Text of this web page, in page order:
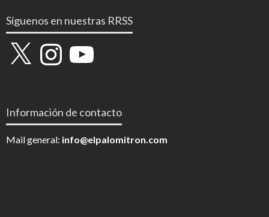
Síguenos en nuestras RRSS
X InstagramYouTube
Información de contacto
Mail general: info@elpalomitron.com